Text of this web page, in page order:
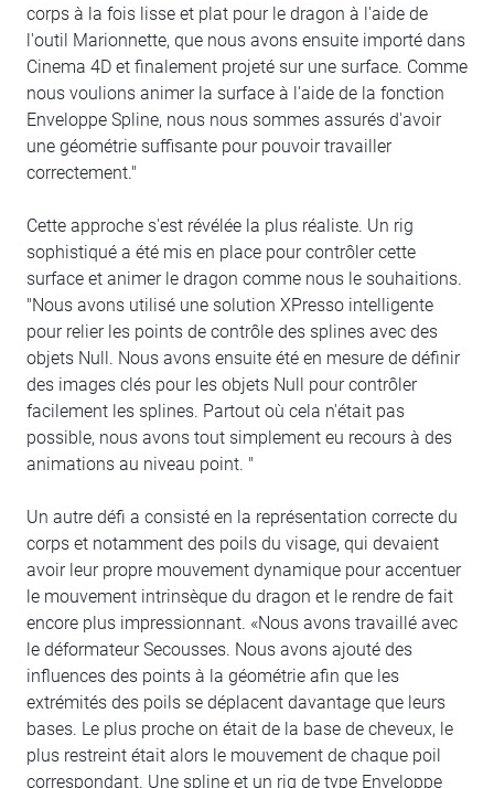
corps à la fois lisse et plat pour le dragon à l'aide de
l'outil Marionnette, que nous avons ensuite importé dans
Cinema 4D et finalement projeté sur une surface. Comme
nous voulions animer la surface à l'aide de la fonction
Enveloppe Spline, nous nous sommes assurés d'avoir
une géométrie suffisante pour pouvoir travailler
correctement."
Cette approche s'est révélée la plus réaliste. Un rig
sophistiqué a été mis en place pour contrôler cette
surface et animer le dragon comme nous le souhaitions.
"Nous avons utilisé une solution XPresso intelligente
pour relier les points de contrôle des splines avec des
objets Null. Nous avons ensuite été en mesure de définir
des images clés pour les objets Null pour contrôler
facilement les splines. Partout où cela n'était pas
possible, nous avons tout simplement eu recours à des
animations au niveau point. "
Un autre défi a consisté en la représentation correcte du
corps et notamment des poils du visage, qui devaient
avoir leur propre mouvement dynamique pour accentuer
le mouvement intrinsèque du dragon et le rendre de fait
encore plus impressionnant. «Nous avons travaillé avec
le déformateur Secousses. Nous avons ajouté des
influences des points à la géométrie afin que les
extrémités des poils se déplacent davantage que leurs
bases. Le plus proche on était de la base de cheveux, le
plus restreint était alors le mouvement de chaque poil
correspondant. Une spline et un rig de type Enveloppe